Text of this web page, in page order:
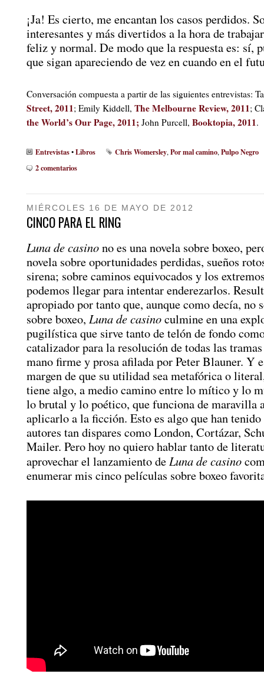
¡Ja! Es cierto, me encantan los casos perdidos.
interesantes y más divertidos a la hora de
feliz y normal. De modo que la respuesta es: sí,
que sigan apareciendo de vez en cuando en el
Conversación compuesta a partir de las siguientes entrevistas:
Street, 2011; Emily Kiddell, The Melbourne Review, 2011;
the World’s Our Page, 2011; John Purcell, Booktopia, 2011.
Entrevistas•Libros Chris Womersley, Por mal camino, Pulpo Negro
2 comentarios
MIÉRCOLES 16 DE MAYO DE 2012
CINCO PARA EL RING
Luna de casinono es una novela sobre boxeo,
novela sobre oportunidades perdidas, sueños
sirena; sobre caminos equivocados y los
podemos llegar para intentar enderezarlos.
apropiado por tanto que, aunque como decía, no
sobre boxeo, Luna de casinoculmine en una
pugilística que sirve tanto de telón de fondo
catalizador para la resolución de todas las
mano firme y prosa afilada por Peter Blauner. Y
margen de que su utilidad sea metafórica o
tiene algo, a medio camino entre lo mítico y lo
lo brutal y lo poético, que funciona de maravilla
aplicarlo a la ficción. Esto es algo que han
autores tan dispares como London, Cortázar,
Mailer. Pero hoy no quiero hablar tanto de
aprovechar el lanzamiento de Luna de casino
enumerar mis cinco películas sobre boxeo